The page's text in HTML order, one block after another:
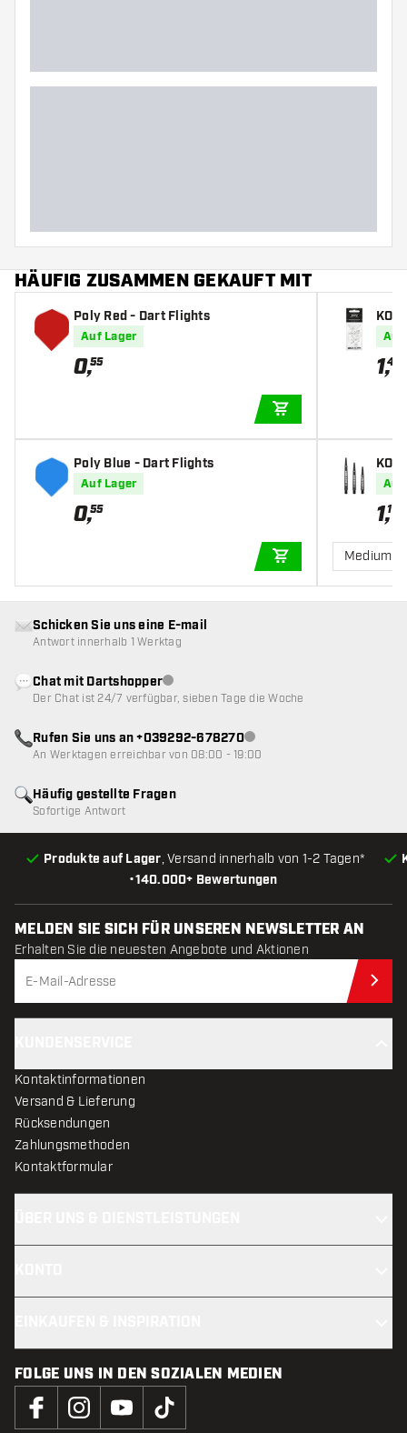
HÄUFIG ZUSAMMEN GEKAUFT MIT
Poly Red - Dart Flights
Auf Lager
0,55
Poly Blue - Dart Flights
Auf Lager
0,55
IN DEN
Auf
1,45
Auf
1,19
Medium
•140.000+ Bewertungen
Produkte auf Lager, Versand innerhalb von 1-2 Tagen*
Häufig gestellte Fragen
Sofortige Antwort
Schicken Sie uns eine E-mail
Antwort innerhalb 1 Werktag
Chat mit DartshopperKundenservice nicht verfügbar
Der Chat ist 24/7 verfügbar, sieben Tage die Woche
Rufen Sie uns an +039292-678270Kundenservice nicht
An Werktagen erreichbar von 08:00 - 19:00
MELDEN SIE SICH FÜR UNSEREN NEWSLETTER AN
Erhalten Sie die neuesten Angebote und Aktionen
Kontaktinformationen
Versand & Lieferung
Rücksendungen
Zahlungsmethoden
Kontaktformular
FOLGE UNS IN DEN SOZIALEN MEDIEN